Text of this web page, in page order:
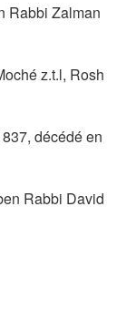
Rabbi Zalman
z.t.l, Rosh
décédé en
Rabbi David